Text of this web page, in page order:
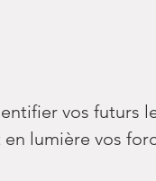
vos futurs
lumière vos